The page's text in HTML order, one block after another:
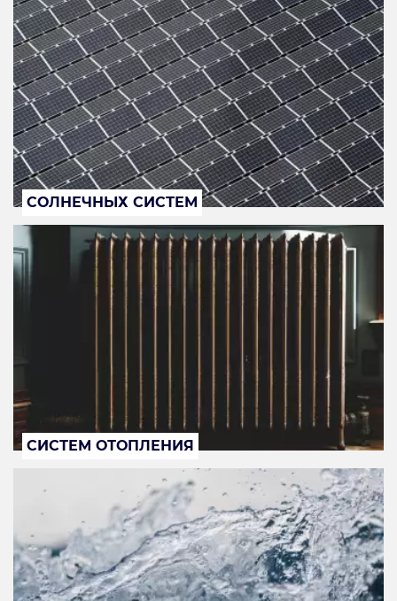
СОЛНЕЧНЫХ СИСТЕМ
СИСТЕМ ОТОПЛЕНИЯ